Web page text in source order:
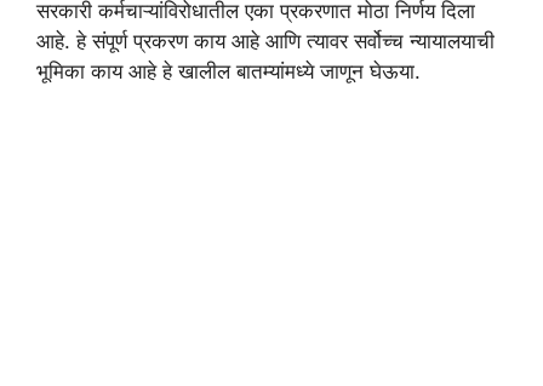
सरकारी कर्मचाऱ्यांविरोधातील एका प्रकरणात मोठा निर्णय दिला
आहे. हे संपूर्ण प्रकरण काय आहे आणि त्यावर सर्वोच्च न्यायालयाची
भूमिका काय आहे हे खालील बातम्यांमध्ये जाणून घेऊया.